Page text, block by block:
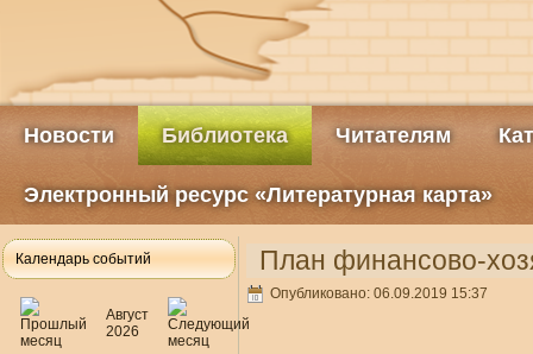
Новости Библиотека Читателям
Электронный ресурс «Литературная карта»
Календарь событий
Август
2026
План финансово-
Опубликовано: 06.09.2019 15:37